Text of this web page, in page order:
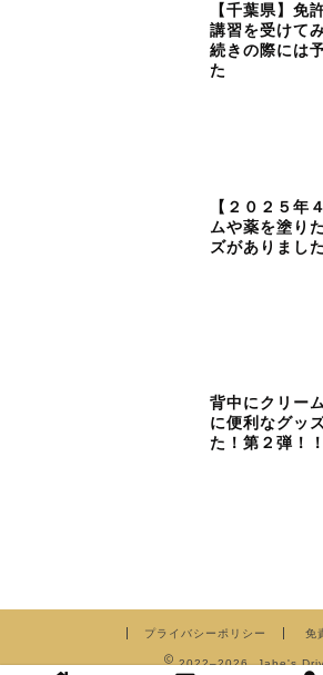
【千葉県】免
講習を受けて
続きの際には
た
【２０２５年
ムや薬を塗り
ズがありました
背中にクリー
に便利なグッ
た！第２弾！！
プライバシーポリシー 免
2022–2026 Jabe's